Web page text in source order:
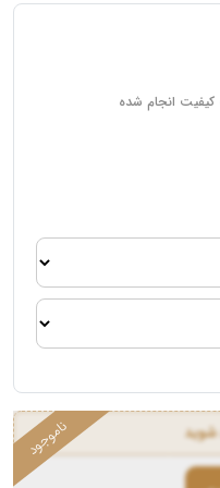
کیفیت انجام شده
شوید